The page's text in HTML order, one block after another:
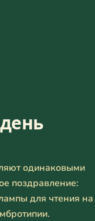
одинаковыми
поздравление:
для чтения на